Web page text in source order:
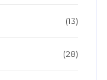
(13)
(28)